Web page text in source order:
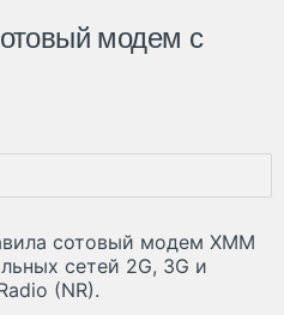
модем с
сотовый модем XMM
сетей 2G, 3G и
(NR).